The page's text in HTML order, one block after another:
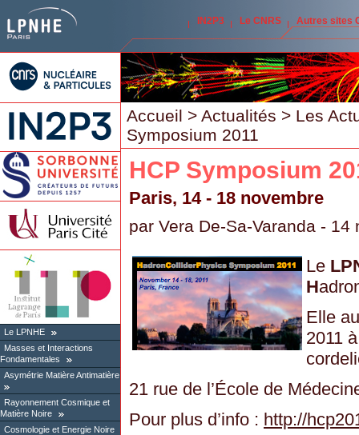
IN2P3 Le CNRS Autres sites
Le LPNHE
Masses et Interactions
Fondamentales
Asymétrie Matière Antimatière
Rayonnement Cosmique et
Matière Noire
Cosmologie et Energie Noire
Accueil > Actualités > Les
Symposium 2011
HCP Symposium
Paris, 14 - 18 novembre
par Vera De-Sa-Varanda - 14
Le
H
Elle
2011
21 rue de l’École de
Pour plus d’info : http://